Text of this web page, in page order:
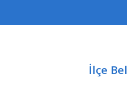
Belediyeye talep, istek ve
İlçe